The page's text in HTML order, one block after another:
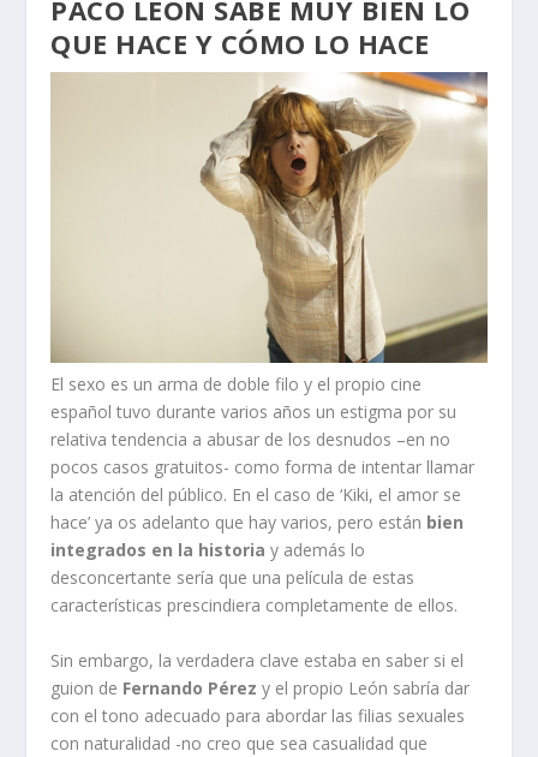
PACO LEÓN SABE MUY BIEN LO
QUE HACE Y CÓMO LO HACE
El sexo es un arma de doble filo y el propio cine
español tuvo durante varios años un estigma por su
relativa tendencia a abusar de los desnudos –en no
pocos casos gratuitos- como forma de intentar llamar
la atención del público. En el caso de ‘Kiki, el amor se
hace’ ya os adelanto que hay varios, pero están bien
integrados en la historia y además lo
desconcertante sería que una película de estas
características prescindiera completamente de ellos.
Sin embargo, la verdadera clave estaba en saber si el
guion de Fernando Pérez y el propio León sabría dar
con el tono adecuado para abordar las filias sexuales
con naturalidad -no creo que sea casualidad que